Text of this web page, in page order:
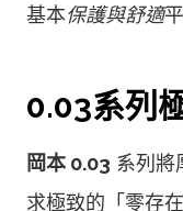
基本保護與舒適
0.03系列
岡本 0.03 系列將
求極致的「零存